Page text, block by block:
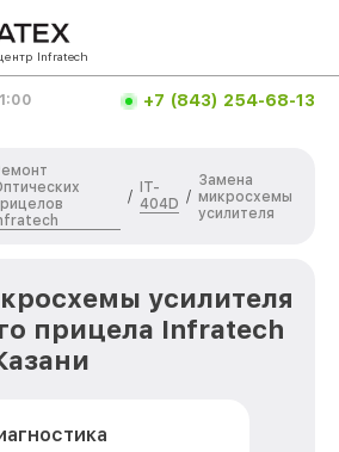
Infratech
+7 (843) 254-68-13
/
IT-
404D /
Замена
микросхемы
усилителя
усилителя
прицела Infratech